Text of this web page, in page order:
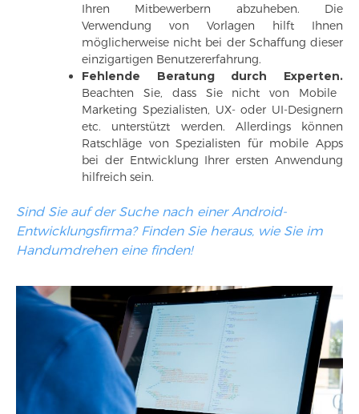
Ihren Mitbewerbern abzuheben. Die
Verwendung von Vorlagen hilft Ihnen
möglicherweise nicht bei der Schaffung dieser
einzigartigen Benutzererfahrung.
Fehlende Beratung durch Experten.
Beachten Sie, dass Sie nicht von Mobile
Marketing Spezialisten, UX- oder UI-Designern
etc. unterstützt werden. Allerdings können
Ratschläge von Spezialisten für mobile Apps
bei der Entwicklung Ihrer ersten Anwendung
hilfreich sein.
Sind Sie auf der Suche nach einer Android-
Entwicklungsfirma? Finden Sie heraus, wie Sie im
Handumdrehen eine finden!